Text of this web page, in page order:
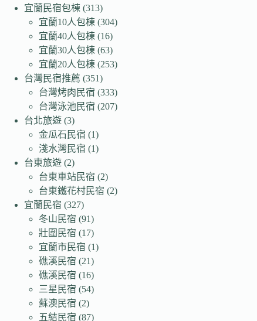
宜蘭民宿包棟 (313)
宜蘭10人包棟 (304)
宜蘭40人包棟 (16)
宜蘭30人包棟 (63)
宜蘭20人包棟 (253)
台灣民宿推薦 (351)
台灣烤肉民宿 (333)
台灣泳池民宿 (207)
台北旅遊 (3)
金瓜石民宿 (1)
淺水灣民宿 (1)
台東旅遊 (2)
台東車站民宿 (2)
台東鐵花村民宿 (2)
宜蘭民宿 (327)
冬山民宿 (91)
壯圍民宿 (17)
宜蘭市民宿 (1)
礁溪民宿 (21)
礁溪民宿 (16)
三星民宿 (54)
蘇澳民宿 (2)
五結民宿 (87)